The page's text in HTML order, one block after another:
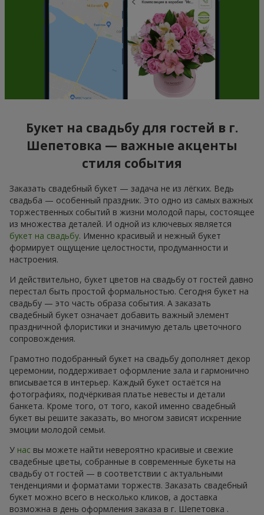
Букет на свадьбу для гостей в г.
Шепетовка — важные акценты
стиля события
Заказать свадебный букет — задача не из лёгких. Ведь
свадьба — особенный праздник. Это одно из самых важных
торжественных событий в жизни молодой пары, состоящее
из множества деталей. И одной из ключевых является
букет на свадьбу. Именно красивый и нежный букет
формирует ощущение целостности, продуманности и
настроения.
И действительно, букет цветов на свадьбу от гостей давно
перестал быть простой формальностью. Сегодня букет на
свадьбу — это часть образа события. А заказать
свадебный букет означает добавить важный элемент
праздничной флористики и значимую деталь цветочного
сопровождения.
Грамотно подобранный букет на свадьбу дополняет декор
церемонии, поддерживает оформление зала и гармонично
вписывается в интерьер. Каждый букет остаётся на
фотографиях, подчёркивая платье невесты и детали
банкета. Кроме того, от того, какой именно свадебный
букет вы решите заказать, во многом зависят искренние
эмоции молодой семьи.
У нас вы можете найти невероятно красивые и свежие
свадебные цветы, собранные в современные букеты на
свадьбу от гостей — в соответствии с актуальными
тенденциями и форматами торжеств. Заказать свадебный
букет можно всего в несколько кликов, а доставка
возможна в день оформления заказа в г. Шепетовка .